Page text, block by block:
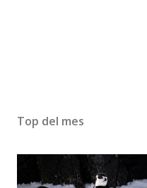
Top del mes